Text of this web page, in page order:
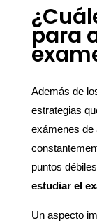
para
Además de
estrategias
exámenes de
puntos
estudiar el
Un aspecto